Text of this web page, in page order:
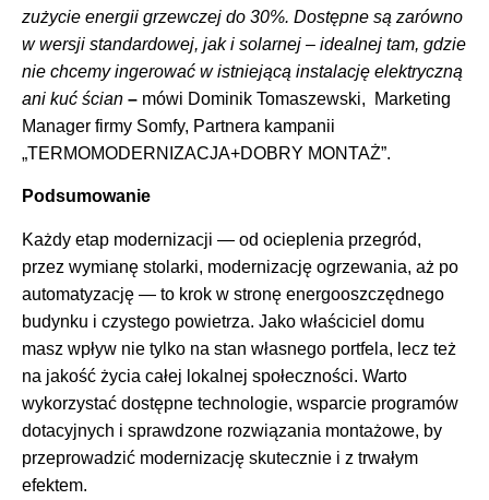
zużycie energii grzewczej do 30%. Dostępne są zarówno
w wersji standardowej, jak i solarnej – idealnej tam, gdzie
nie chcemy ingerować w istniejącą instalację elektryczną
ani kuć ścian – mówi Dominik Tomaszewski, Marketing
Manager firmy Somfy, Partnera kampanii
„TERMOMODERNIZACJA+DOBRY MONTAŻ”.
Podsumowanie
Każdy etap modernizacji — od ocieplenia przegród,
przez wymianę stolarki, modernizację ogrzewania, aż po
automatyzację — to krok w stronę energooszczędnego
budynku i czystego powietrza. Jako właściciel domu
masz wpływ nie tylko na stan własnego portfela, lecz też
na jakość życia całej lokalnej społeczności. Warto
wykorzystać dostępne technologie, wsparcie programów
dotacyjnych i sprawdzone rozwiązania montażowe, by
przeprowadzić modernizację skutecznie i z trwałym
efektem.